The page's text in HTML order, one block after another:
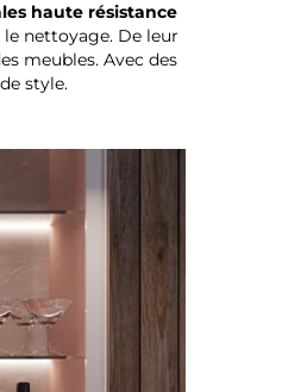
haute résistance
nettoyage. De leur
meubles. Avec des
style.